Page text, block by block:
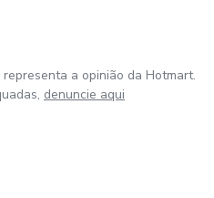
a opinião da Hotmart.
denuncie aqui